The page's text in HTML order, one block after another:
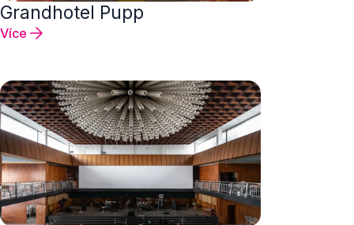
Grandhotel Pupp
Více